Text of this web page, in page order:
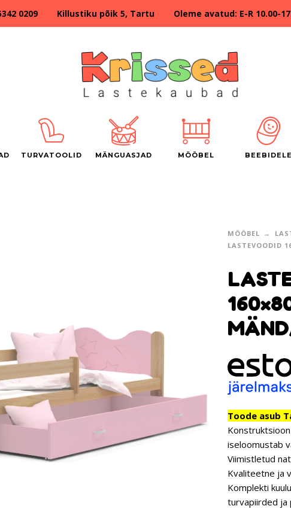
0209 Killustiku põik 5, Tartu Oleme avatud: E-R 10.00-
TURVATOOLID MÄNGUASJAD MÖÖBEL BEEBIDELE
MÖÖBEL
LASTEVOODID
Toode asub
iseloomustab
Viimistletud
Kvaliteetne ja
Komplekti
turvapiirded ja